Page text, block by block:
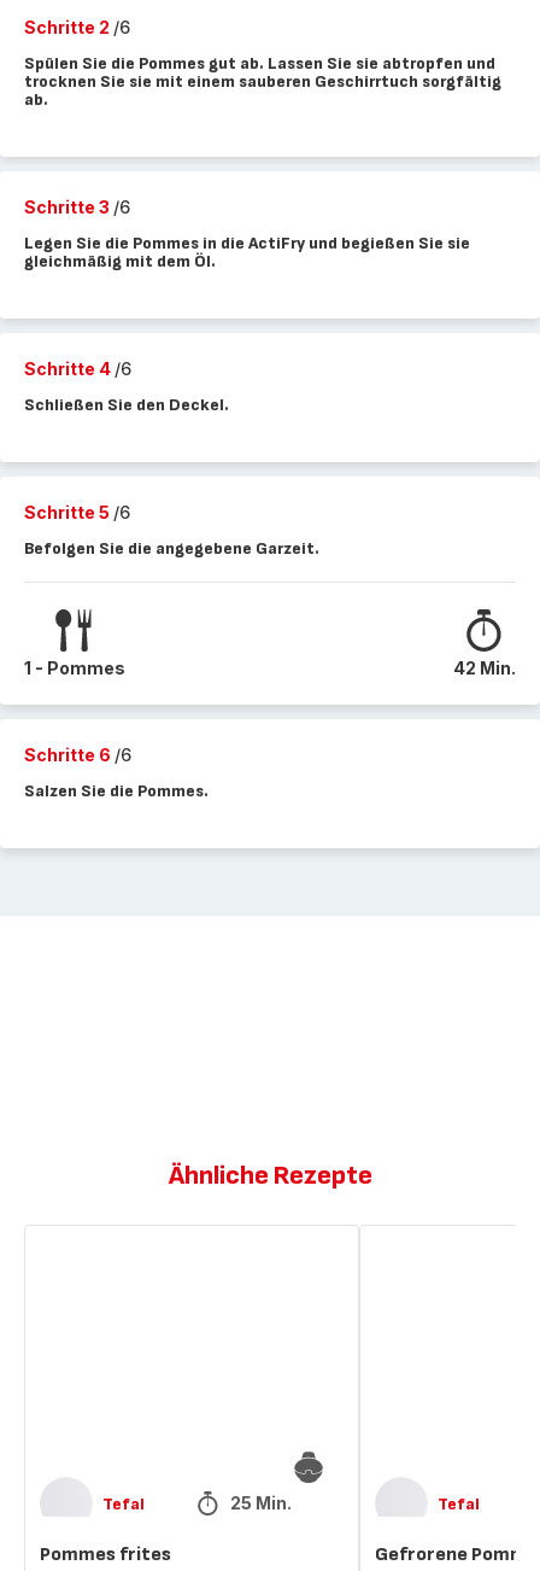
Schritte 2 /6
Spülen Sie die Pommes gut ab. Lassen Sie sie abtropfen und
trocknen Sie sie mit einem sauberen Geschirrtuch sorgfältig
ab.
Schritte 3 /6
Legen Sie die Pommes in die ActiFry und begießen Sie sie
gleichmäßig mit dem Öl.
Schritte 4 /6
Schließen Sie den Deckel.
Schritte 5 /6
Befolgen Sie die angegebene Garzeit.
1 - Pommes 42 Min.
Schritte 6 /6
Salzen Sie die Pommes.
Ähnliche Rezepte
Tefal 25 Min.
Pommes frites
Tefal
Gefrorene